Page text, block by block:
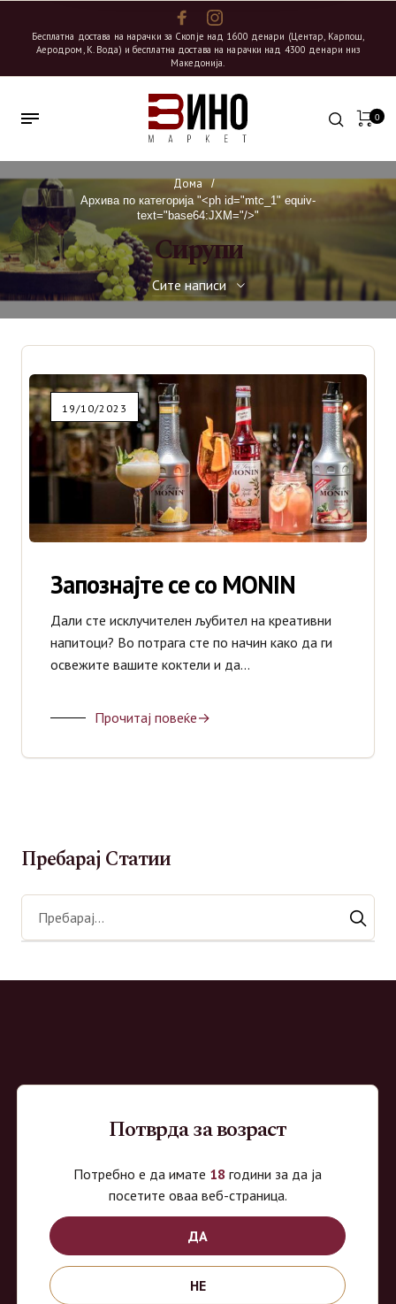
Бесплатна достава на нарачки за Скопје над 1600 денари (Центар, Карпош,
Аеродром, К. Вода) и бесплатна достава на нарачки над 4300 денари низ
Македонија.
0
Дома
/
Архива по категорија "<ph id="mtc_1" equiv-
text="base64:JXM="/>"
Сирупи
Сите написи
Сите написи
Вино
Странски Вина
Италијански Вина
Шпански Вина
Виски
Жестоки пијалоци
Ликери
Коктели
Коњак
19/10/2023
Запознајте се со MONIN
Дали сте исклучителен љубител на креативни
напитоци? Во потрага сте по начин како да ги
освежите вашите коктели и да…
Прочитај повеќе
Пребарај Статии
акцесоари. Нудиме широк избор на различни сорти на вино од
домашните винарии, со избор на преку 8 винарии и 150 различни
етикети.
Овозможено од:
Потврда за возраст
Потребно е да имате 18 години за да ја
посетите оваа веб-страница.
ДА
НЕ